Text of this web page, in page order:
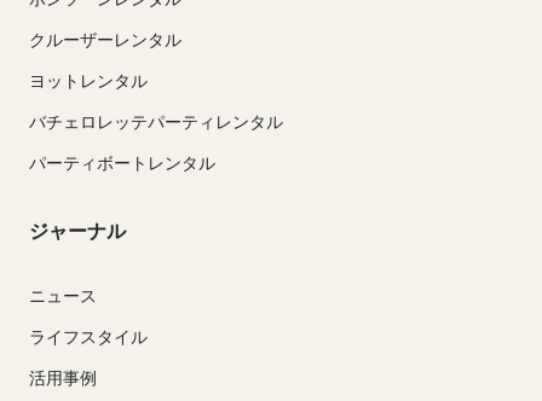
クルーザーレンタル
ヨットレンタル
バチェロレッテパーティレンタル
パーティボートレンタル
ジャーナル
ニュース
ライフスタイル
活用事例